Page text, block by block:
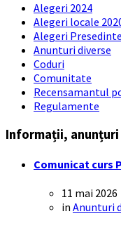
Alegeri 2024
Alegeri locale
Alegeri
Anunturi diverse
Coduri
Comunitate
Recensamantul
Regulamente
Informații,
Comunicat curs
11 mai 2026
in Anunturi